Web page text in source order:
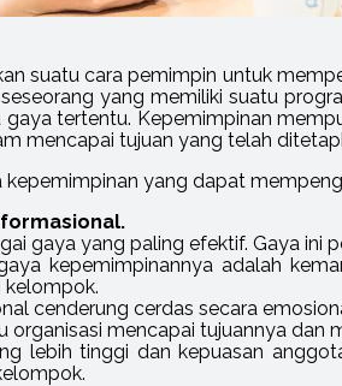
suatu cara pemimpin untuk
yang memiliki suatu
tertentu. Kepemimpinan
mencapai tujuan yang telah
kepemimpinan yang dapat
gaya yang paling efektif. Gaya ini
kepemimpinannya adalah
cenderung cerdas secara
organisasi mencapai tujuannya
lebih tinggi dan kepuasan